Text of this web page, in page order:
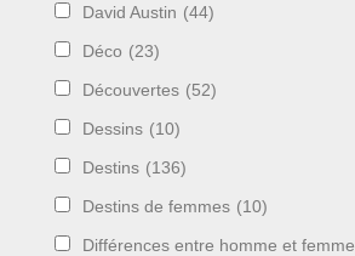
David Austin (44)
Déco (23)
Découvertes (52)
Dessins (10)
Destins (136)
Destins de femmes (10)
Différences entre homme et femme